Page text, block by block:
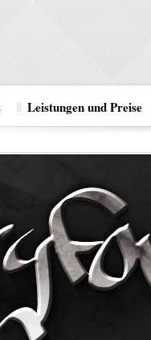
Leistungen und Preise